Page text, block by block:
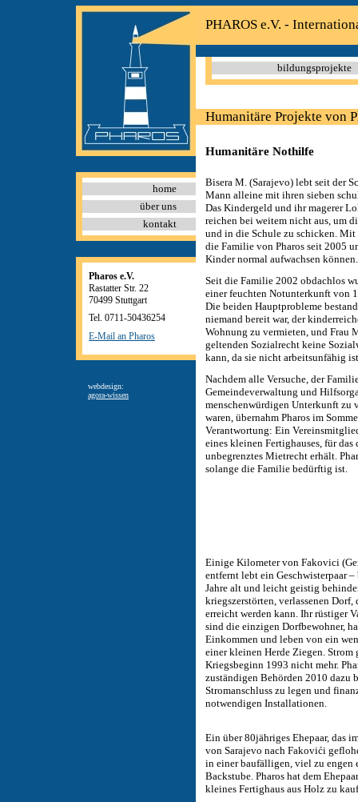
home
über uns
kontakt
Pharos e.V.
Rastatter Str. 22
70499 Stuttgart
Tel. 0711-50436254
E-Mail an Pharos
webdesign:
agora-wissen
PHAROS e.V. -
bildungsprojekte
Humanitäre Projekte von
Humanitäre Nothilfe
Bisera M. (Sarajevo) lebt seit der
Mann alleine mit ihren sieben
Das Kindergeld und ihr magerer
reichen bei weitem nicht aus, um
und in die Schule zu schicken. Mit
die Familie von Pharos seit 2005
Kinder normal aufwachsen können.
Seit die Familie 2002 obdachlos
einer feuchten Notunterkunft von
Die beiden Hauptprobleme
niemand bereit war, der
Wohnung zu vermieten, und Frau
geltenden Sozialrecht keine
kann, da sie nicht arbeitsunfähig
Nachdem alle Versuche, der
Gemeindeverwaltung und
menschenwürdigen Unterkunft zu
waren, übernahm Pharos im
Verantwortung: Ein
eines kleinen Fertighauses, für das
unbegrenztes Mietrecht erhält.
solange die Familie bedürftig ist.
Einige Kilometer von Fakovici
entfernt lebt ein Geschwisterpaar
Jahre alt und leicht geistig
kriegszerstörten, verlassenen Dorf,
erreicht werden kann. Ihr rüstiger
sind die einzigen Dorfbewohner,
Einkommen und leben von ein
einer kleinen Herde Ziegen. Strom
Kriegsbeginn 1993 nicht mehr.
zuständigen Behörden 2010 dazu
Stromanschluss zu legen und
notwendigen Installationen.
Ein über 80jähriges Ehepaar, das
von Sarajevo nach Fakovići
in einer baufälligen, viel zu engen
Backstube. Pharos hat dem
kleines Fertighaus aus Holz zu